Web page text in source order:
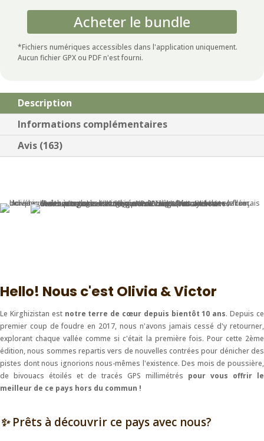
Acheter le bundle
*Fichiers numériques accessibles dans l'application uniquement.
Aucun fichier GPX ou PDF n'est fourni.
Description
Informations complémentaires
Avis (163)
Hello! Nous c'est Olivia & Victor
Le Kirghizistan est notre terre de cœur depuis bientôt 10 ans. Depuis ce
premier coup de foudre en 2017, nous n'avons jamais cessé d'y retourner,
explorant chaque vallée comme si c'était la première fois. Pour cette 2ème
édition, nous sommes repartis vers de nouvelles contrées pour dénicher des
pistes dont nous ignorions nous-mêmes l'existence. Des mois de poussière,
de bivouacs étoilés et de tracés GPS millimétrés pour vous offrir le
meilleur de ce pays hors du commun !
✨ Prêts à découvrir ce pays avec nous?